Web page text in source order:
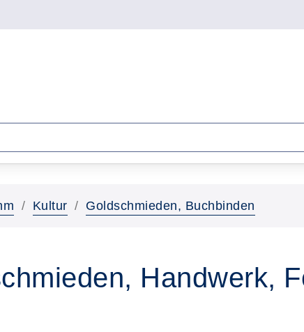
Kultur Goldschmieden, Buchbinden
Handwerk,